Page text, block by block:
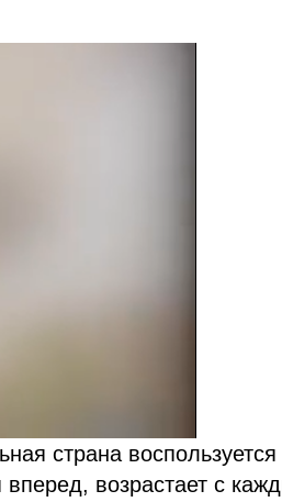
страна воспользуется
возрастает с